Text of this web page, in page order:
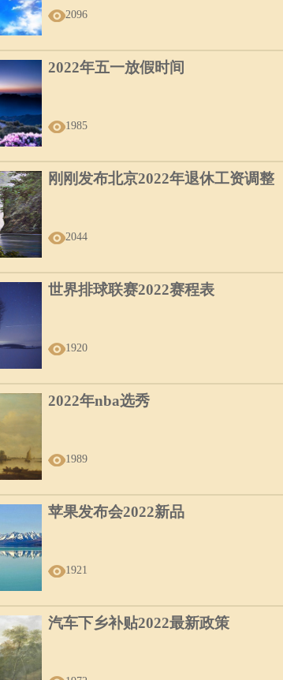
2096
2022年五一放假时间
1985
刚刚发布北京2022年退休工资调整
2044
世界排球联赛2022赛程表
1920
2022年nba选秀
1989
苹果发布会2022新品
1921
汽车下乡补贴2022最新政策